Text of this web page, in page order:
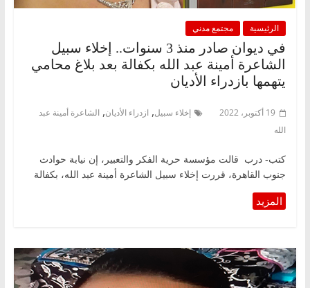
الرئيسية مجتمع مدني
في ديوان صادر منذ 3 سنوات.. إخلاء سبيل
الشاعرة أمينة عبد الله بكفالة بعد بلاغ محامي
يتهمها بازدراء الأديان
19 أكتوبر، 2022 إخلاء سبيل, ازدراء الأديان, الشاعرة أمينة عبد
الله
كتب- درب قالت مؤسسة حرية الفكر والتعبير، إن نيابة حوادث
جنوب القاهرة، قررت إخلاء سبيل الشاعرة أمينة عبد الله، بكفالة